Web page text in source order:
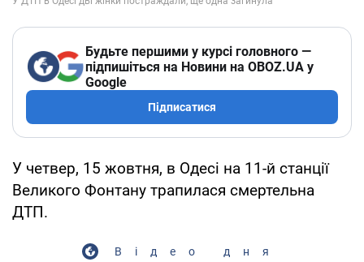
Будьте першими у курсі головного —
підпишіться на Новини на OBOZ.UA у
Google
Підписатися
У четвер, 15 жовтня, в Одесі на 11-й станції
Великого Фонтану трапилася смертельна
ДТП.
Відео дня